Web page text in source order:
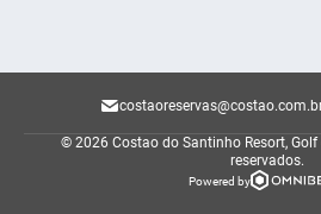
© 2026 Costao do Santinho Resort, Golf
reservados.
Powered by